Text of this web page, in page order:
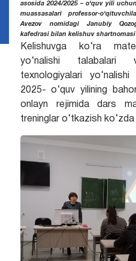
asosida 2024/2025 – o‘quv yili
muassasalari professor-
Avezov nomidagi Janubiy
kafedrasi bilan kelishuv
Kelishuvga ko‘ra
yo‘nalishi talabalari
texnologiyalari
2025- o‘quv yilining
onlayn rejimida dars
treninglar o‘tkazish